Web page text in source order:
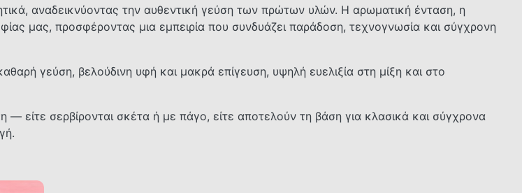
αναδεικνύοντας την αυθεντική γεύση των πρώτων υλών. Η αρωματική ένταση, η
μας, προσφέροντας μια εμπειρία που συνδυάζει παράδοση, τεχνογνωσία και σύγχρονη
γεύση, βελούδινη υφή και μακρά επίγευση, υψηλή ευελιξία στη μίξη και στο
είτε σερβίρονται σκέτα ή με πάγο, είτε αποτελούν τη βάση για κλασικά και σύγχρονα